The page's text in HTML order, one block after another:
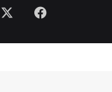
فيسبوك